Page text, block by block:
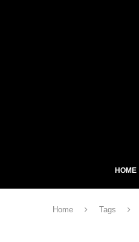
HOME
Home Tags